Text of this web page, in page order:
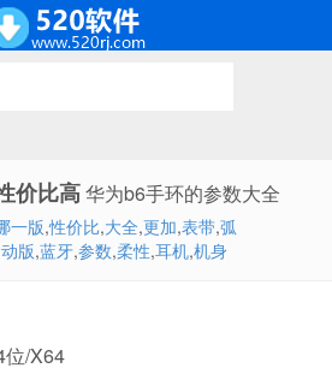
价比高华为b6手环的参数大全
一版,性价比,大全,更加,表带,弧
版,蓝牙,参数,柔性,耳机,机身
位/X64